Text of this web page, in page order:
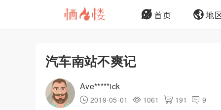
首页 地
汽车南站不爽记
Ave*****ick
2019-05-01 1061 191 9